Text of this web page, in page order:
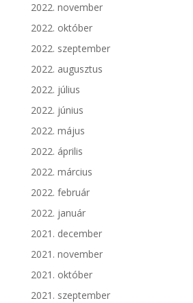
2022. november
2022. október
2022. szeptember
2022. augusztus
2022. július
2022. június
2022. május
2022. április
2022. március
2022. február
2022. január
2021. december
2021. november
2021. október
2021. szeptember